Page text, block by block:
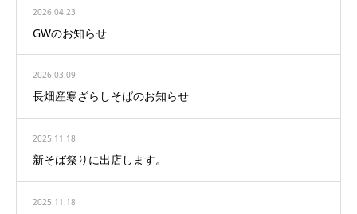
2026.04.23
GWのお知らせ
2026.03.09
長畑産寒ざらしそばのお知らせ
2025.11.18
新そば祭りに出店します。
2025.11.18